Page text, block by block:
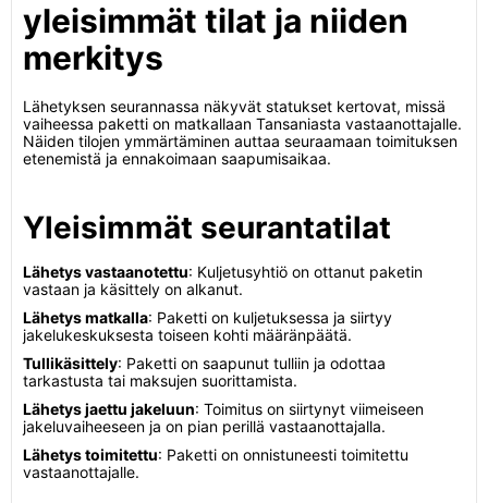
yleisimmät tilat ja niiden
merkitys
Lähetyksen seurannassa näkyvät statukset kertovat, missä
vaiheessa paketti on matkallaan Tansaniasta vastaanottajalle.
Näiden tilojen ymmärtäminen auttaa seuraamaan toimituksen
etenemistä ja ennakoimaan saapumisaikaa.
Yleisimmät seurantatilat
Lähetys vastaanotettu: Kuljetusyhtiö on ottanut paketin
vastaan ja käsittely on alkanut.
Lähetys matkalla: Paketti on kuljetuksessa ja siirtyy
jakelukeskuksesta toiseen kohti määränpäätä.
Tullikäsittely: Paketti on saapunut tulliin ja odottaa
tarkastusta tai maksujen suorittamista.
Lähetys jaettu jakeluun: Toimitus on siirtynyt viimeiseen
jakeluvaiheeseen ja on pian perillä vastaanottajalla.
Lähetys toimitettu: Paketti on onnistuneesti toimitettu
vastaanottajalle.